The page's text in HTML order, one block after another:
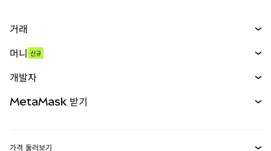
거래
무기한 선물
실물자산
머니 신규
개발자
MetaMask 받기
가격 둘러보기